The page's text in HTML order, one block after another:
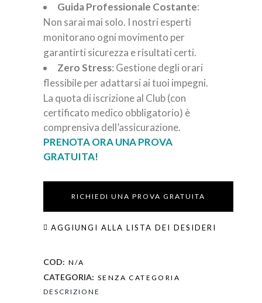
Guida Professionale Costante:
Non sarai mai solo. I nostri esperti
monitorano ogni movimento per
garantirti sicurezza e risultati certi.
Zero Stress: Gestione degli orari
flessibile per adattarsi ai tuoi impegni.
La quota di iscrizione al Club (con
certificato medico obbligatorio) è
comprensiva dell’assicurazione.
PRENOTA ORA UNA PROVA
GRATUITA!
RICHIEDI UNA PROVA GRATUITA
AGGIUNGI ALLA LISTA DEI DESIDERI
COD: N/A
CATEGORIA: SENZA CATEGORIA
DESCRIZIONE